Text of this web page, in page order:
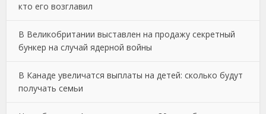
кто его возглавил
В Великобритании выставлен на продажу секретный
бункер на случай ядерной войны
В Канаде увеличатся выплаты на детей: сколько будут
получать семьи